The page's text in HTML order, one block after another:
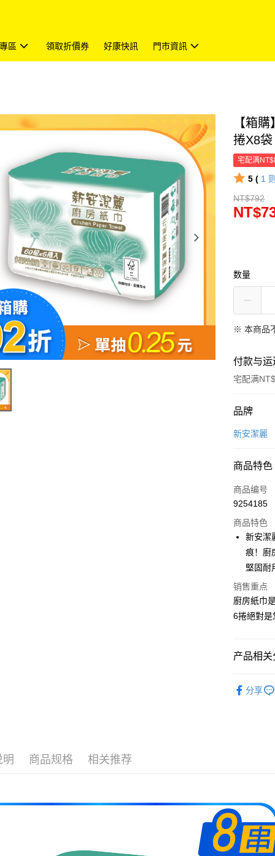
區 領取折價券 好康快訊 門市資訊
【箱
捲X8袋
宅配满
5 ( 1
NT$792
数量
※ 本商品
付款与运
宅配满
付款方式
信用卡一次
街口支付
悠遊付
Google
AFTEE先
相关说明
一、關於
1. 於付款
窗。
4. 下訂完
AFTEE
APP於四
1. 初次使
之上限額度
2. 結帳金
3. 目前僅
ATM付款
每笔
品牌
新安潔麗
商品特色
商品编号
9254185
商品特色
新安潔
痕！廚
堅固耐
销售重点
廚房紙巾
6捲絕對是
产品相关
分享
明 商品规格 相关推荐